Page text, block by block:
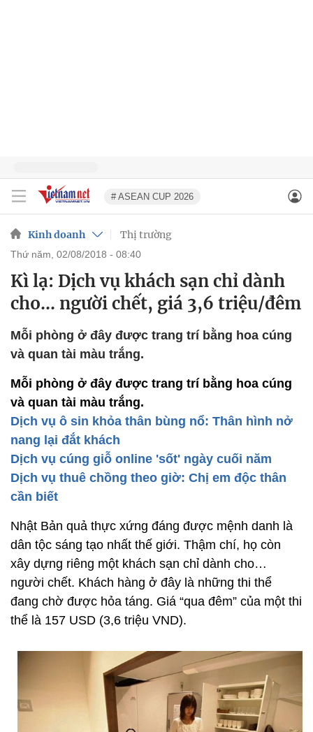
# ASEAN CUP 2026
Kinh doanh Thị trường
thứ năm, 02/08/2018 - 08:40
Kì lạ: Dịch vụ khách sạn chỉ dành
cho... người chết, giá 3,6 triệu/đêm
Mỗi phòng ở đây được trang trí bằng hoa cúng
và quan tài màu trắng.
Mỗi phòng ở đây được trang trí bằng hoa cúng
và quan tài màu trắng.
Dịch vụ ô sin khỏa thân bùng nổ: Thân hình nở
nang lại đắt khách
Dịch vụ cúng giỗ online 'sốt' ngày cuối năm
Dịch vụ thuê chồng theo giờ: Chị em độc thân
cần biết
Nhật Bản quả thực xứng đáng được mệnh danh là
dân tộc sáng tạo nhất thế giới. Thậm chí, họ còn
xây dựng riêng một khách sạn chỉ dành cho…
người chết. Khách hàng ở đây là những thi thể
đang chờ được hỏa táng. Giá “qua đêm” của một thi
thể là 157 USD (3,6 triệu VND).